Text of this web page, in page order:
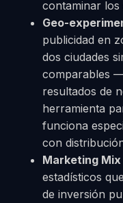
contaminar los
Geo-
publicidad en
dos ciudades
comparables
resultados de
herramienta
funciona
con
Marketing
estadísticos
de inversión